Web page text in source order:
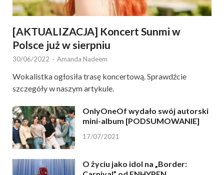
[AKTUALIZACJA] Koncert Sunmi w
Polsce już w sierpniu
30/06/2022 - Amanda Nadeem
Wokalistka ogłosiła trasę koncertową. Sprawdźcie
szczegóły w naszym artykule.
OnlyOneOf wydało swój autorski
mini-album [PODSUMOWANIE]
17/07/2021
O życiu jako idol na „Border: